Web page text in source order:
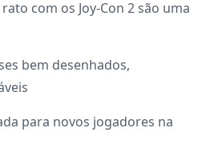
com os Joy-Con 2 são uma
bem desenhados,
para novos jogadores na